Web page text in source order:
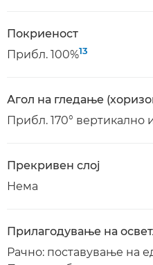
Покриеност
Прибл. 100%13
Агол на гледање
Прибл. 170° вертикално
Прекривен слој
Нема
Прилагодување на
Рачно: поставување на